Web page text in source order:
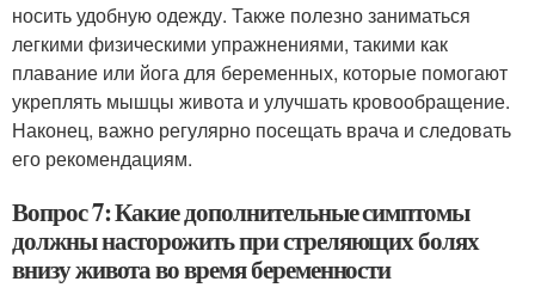
носить удобную одежду. Также полезно заниматься
легкими физическими упражнениями, такими как
плавание или йога для беременных, которые помогают
укреплять мышцы живота и улучшать кровообращение.
Наконец, важно регулярно посещать врача и следовать
его рекомендациям.
Вопрос 7: Какие дополнительные симптомы
должны насторожить при стреляющих болях
внизу живота во время беременности